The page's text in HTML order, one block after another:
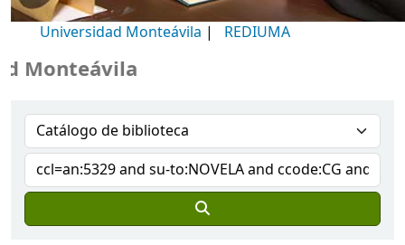
Universidad Monteávila | REDIUMA